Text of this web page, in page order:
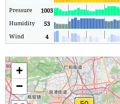
Pressure
1003
Humidity
53
Wind
4
+
−